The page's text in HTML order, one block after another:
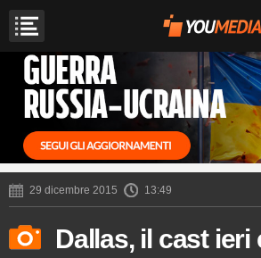
29 dicembre 2015 13:49
Dallas, il cast ieri